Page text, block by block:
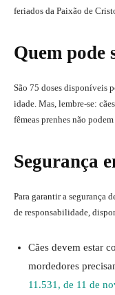
feriados da Paixão de
Quem pode
São 75 doses disponíveis
idade. Mas, lembre-se:
fêmeas prenhes não
Segurança
Para garantir a segurança
de responsabilidade,
Cães devem estar
mordedores
11.531, de 11 de